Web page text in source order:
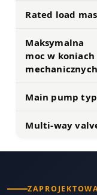
Rated load
Maksymalna
moc w koniach
mechanicznych
Main pump
Multi-way